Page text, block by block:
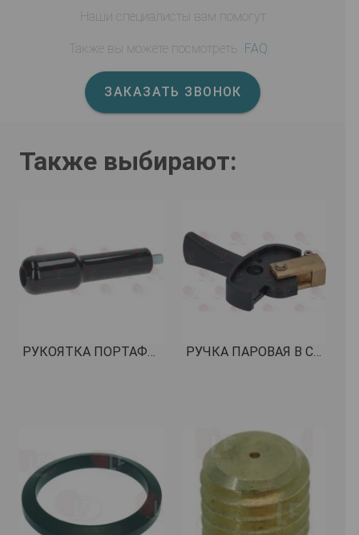
Наши специалисты вам помогут
Также вы можете посмотреть FAQ
ЗАКАЗАТЬ ЗВОНОК
Также выбирают:
РУКОЯТКА ПОРТАФИЛЬТРА M10 КОД: 1241502 РУЧКА ПАРОВАЯ В СБОРЕ СПРАВА КОД: 1241268